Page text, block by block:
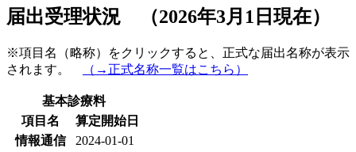
届出受理状況 （2026年3月1日現在）
※項目名（略称）をクリックすると、正式な届出名称が表示
されます。
（→正式名称一覧はこちら）
基本診療料
項目名
算定開始日
情報通信
2024-01-01